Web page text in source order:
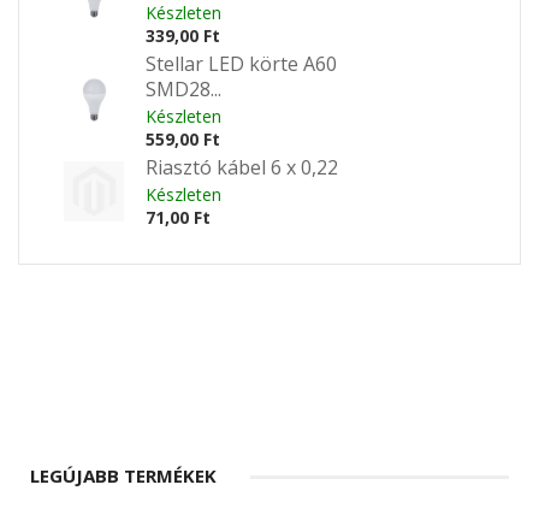
Készleten
339,00 Ft
Stellar LED körte A60
SMD28...
Készleten
559,00 Ft
Riasztó kábel 6 x 0,22
Készleten
71,00 Ft
LEGÚJABB TERMÉKEK